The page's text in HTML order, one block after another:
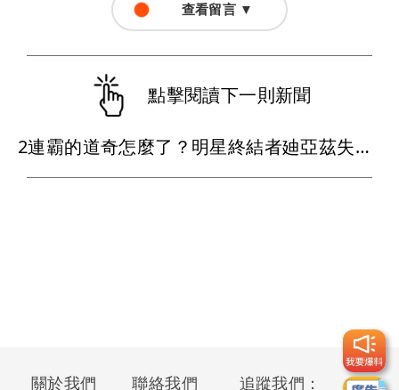
查看留言 ▼
點擊閱讀下一則新聞
2連霸的道奇怎麼了？明星終結者廸亞茲失投吞7連敗 總教練無奈
關於我們 聯絡我們 追蹤我們：